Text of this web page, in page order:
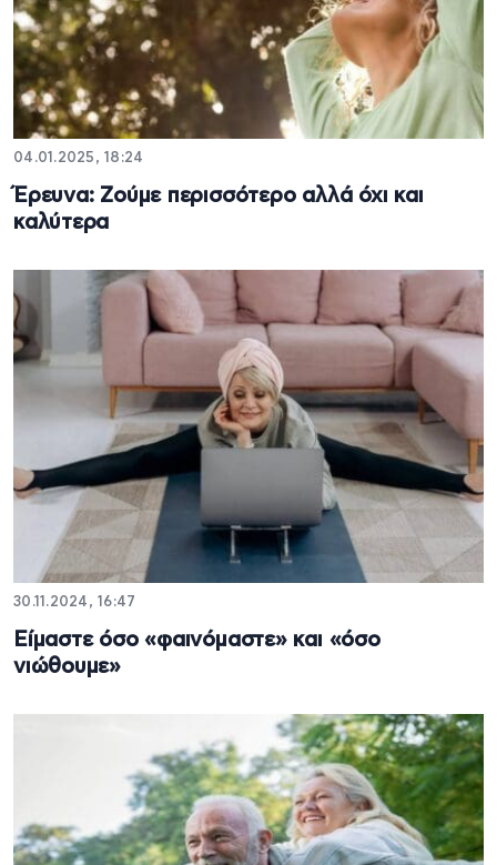
04.01.2025, 18:24
Έρευνα: Ζούμε περισσότερο αλλά όχι και
καλύτερα
30.11.2024, 16:47
Είμαστε όσο «φαινόμαστε» και «όσο
νιώθουμε»